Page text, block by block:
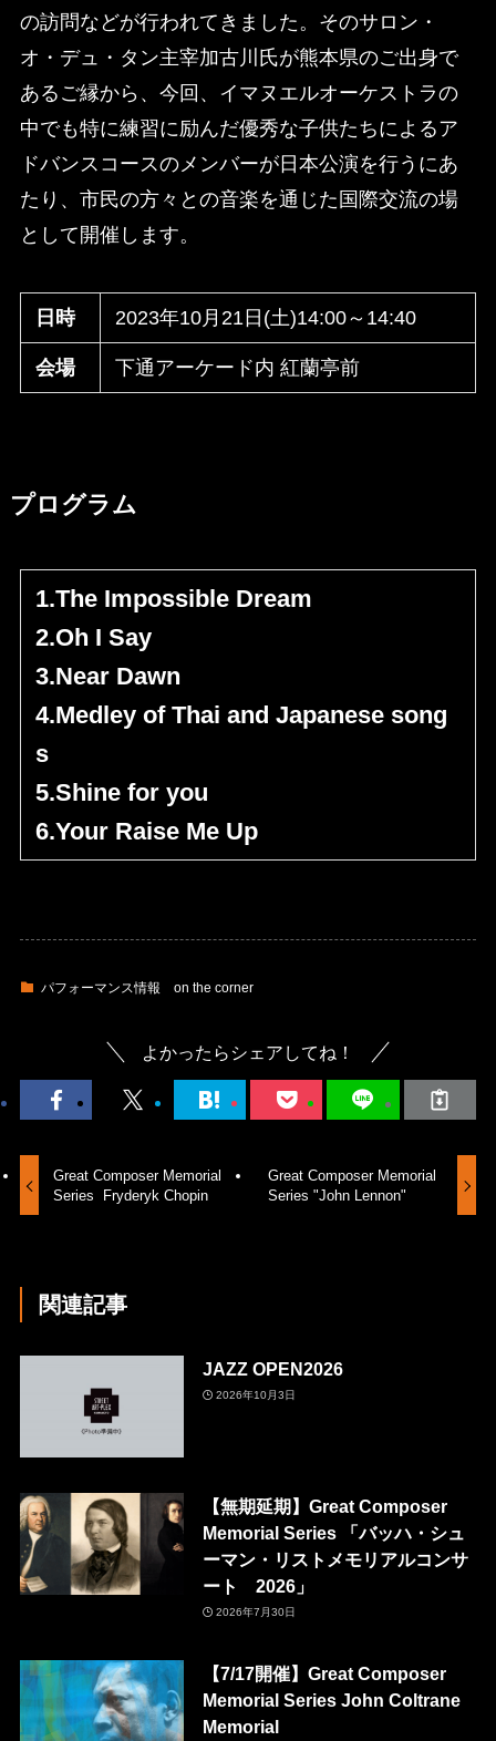
の訪問などが行われてきました。そのサロン・
オ・デュ・タン主宰加古川氏が熊本県のご出身で
あるご縁から、今回、イマヌエルオーケストラの
中でも特に練習に励んだ優秀な子供たちによるア
ドバンスコースのメンバーが日本公演を行うにあ
たり、市民の方々との音楽を通じた国際交流の場
として開催します。
日時 2023年10月21日(土)14:00～14:40
会場 下通アーケード内 紅蘭亭前
プログラム
1.The Impossible Dream
2.Oh I Say
3.Near Dawn
4.Medley of Thai and Japanese song
s
5.Shine for you
6.Your Raise Me Up
パフォーマンス情報 on the corner
よかったらシェアしてね！
Great Composer Memorial
Series Fryderyk Chopin
Great Composer Memorial
Series "John Lennon"
関連記事
JAZZ OPEN2026
2026年10月3日
【無期延期】Great Composer
Memorial Series 「バッハ・シュ
ーマン・リストメモリアルコンサ
ート 2026」
2026年7月30日
【7/17開催】Great Composer
Memorial Series John Coltrane
Memorial